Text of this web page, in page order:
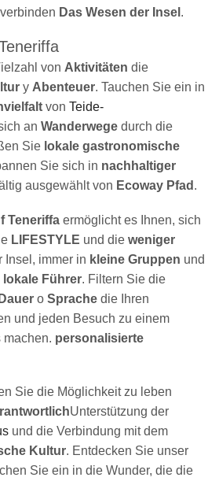
Das Wesen der Insel .
von Aktivitäten die
y Abenteuer. Tauchen Sie ein in
von Teide-
an Wanderwege durch die
Sie lokale gastronomische
Sie sich in nachhaltiger
ausgewählt von Ecoway Pfad .
Teneriffa ermöglicht es Ihnen, sich
LIFESTYLE und die weniger
Insel, immer in kleine Gruppen und
lokale Führer. Filtern Sie die
Dauer o Sprache die Ihren
und jeden Besuch zu einem
personalisierte
Sie die Möglichkeit zu leben
Unterstützung der
und die Verbindung mit dem
Kultur. Entdecken Sie unser
Sie ein in die Wunder, die die